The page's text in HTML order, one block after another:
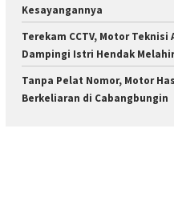
Kesayangannya
Terekam CCTV, Motor
Dampingi Istri Hendak
Tanpa Pelat Nomor, Motor
Berkeliaran di Cabangbungin